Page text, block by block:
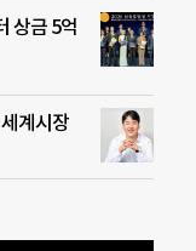
상금 5억
계시장